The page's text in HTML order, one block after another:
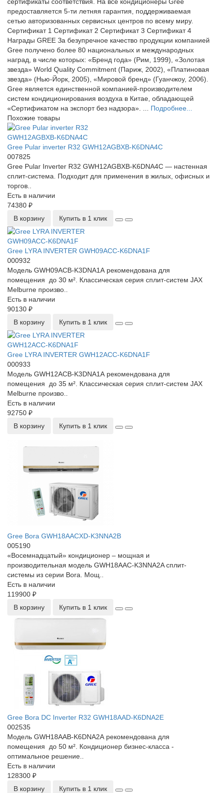
предоставляется 5-ти летняя гарантия, поддерживаемая
сетью авторизованных сервисных центров по всему миру.
Сертификат 1 Сертификат 2 Сертификат 3 Сертификат 4
Награды GREE За безупречное качество продукции компанией
Gree получено более 80 национальных и международных
наград, в числе которых: «Бренд года» (Рим, 1999), «Золотая
звезда» World Quality Commitment (Париж, 2002), «Платиновая
звезда» (Нью-Йорк, 2005), «Мировой бренд» (Гуанчжоу, 2006).
Gree является единственной компанией-производителем
систем кондиционирования воздуха в Китае, обладающей
«Сертификатом на экспорт без надзора». ... Подробнее...
Похожие товары
Gree Pular inverter R32 GWH12AGBXB-K6DNA4C
007825
Gree Pular Inverter R32 GWH12AGBXB-K6DNA4C — настенная
сплит-система. Подходит для применения в жилых, офисных и
торгов..
Есть в наличии
74380 ₽
В корзину
Купить в 1 клик
Gree LYRA INVERTER GWH09ACC-K6DNA1F
000932
Модель GWH09ACB-K3DNA1A рекомендована для
помещения до 30 м². Классическая серия сплит-систем JAX
Melburne произво..
Есть в наличии
90130 ₽
В корзину
Купить в 1 клик
Gree LYRA INVERTER GWH12ACC-K6DNA1F
000933
Модель GWH12ACB-K3DNA1A рекомендована для
помещения до 35 м². Классическая серия сплит-систем JAX
Melburne произво..
Есть в наличии
92750 ₽
В корзину
Купить в 1 клик
Gree Bora GWH18AACXD-K3NNA2B
005190
«Восемнадцатый» кондиционер – мощная и
производительная модель GWH18AAC-K3NNA2A сплит-
системы из серии Bora. Мощ..
Есть в наличии
119900 ₽
В корзину
Купить в 1 клик
Gree Bora DC Inverter R32 GWH18AAD-K6DNA2E
002535
Модель GWH18AAB-K6DNA2A рекомендована для
помещения до 50 м². Кондиционер бизнес-класса -
оптимальное решение..
Есть в наличии
128300 ₽
В корзину
Купить в 1 клик